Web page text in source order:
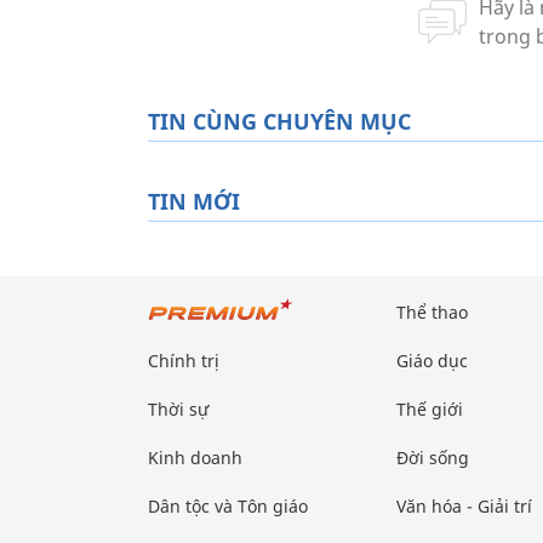
TIN CÙNG CHUYÊN MỤC
TIN MỚI
Chính trị
Thời sự
Kinh doanh
Dân tộc và Tôn giáo
Thể thao
Giáo dục
Thế giới
Đời sống
Văn hóa - Giải trí